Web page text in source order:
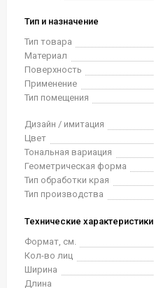
Тип и назначение
Тип товара
Материал
Поверхность
Применение
Тип помещения
Дизайн / имитация
Цвет
Тональная вариация
Геометрическая форма
Тип обработки края
Тип производства
Технические характеристики
Формат, см.
Кол-во лиц
Ширина
Длина